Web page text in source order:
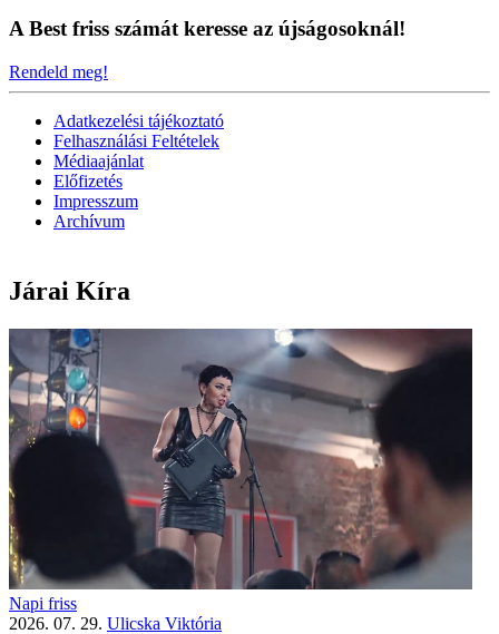
A Best friss számát keresse az újságosoknál!
Rendeld meg!
Adatkezelési tájékoztató
Felhasználási Feltételek
Médiaajánlat
Előfizetés
Impresszum
Archívum
Járai Kíra
Napi friss
2026. 07. 29. Ulicska Viktória